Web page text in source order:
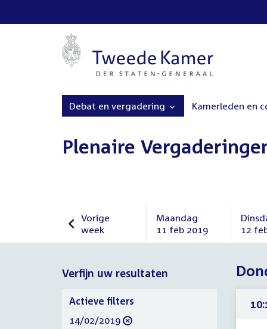
Debat en vergadering Kamerleden en
Plenaire
Vorige
week
Vorige
Maandag
11 feb 2019
Maandag
2019
12
2019
Verfijn uw resultaten
Verfijn
uw
resultaten
Actieve filters
verwijder
14/02/2019